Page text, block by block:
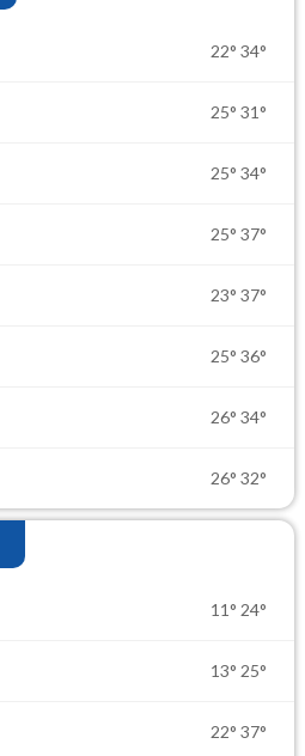
22° 34°
25° 31°
25° 34°
25° 37°
23° 37°
25° 36°
26° 34°
26° 32°
11° 24°
13° 25°
22° 37°